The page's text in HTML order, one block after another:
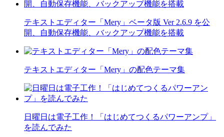
テキストエディター「Mery」ベータ版 Ver 2.6.9 を公
開、自動保存機能、バックアップ機能を搭載
テキストエディター「Mery」の配色テーマ集
日曜日は電子工作！「はじめてつくるパワーアンプ」
を読んでみた